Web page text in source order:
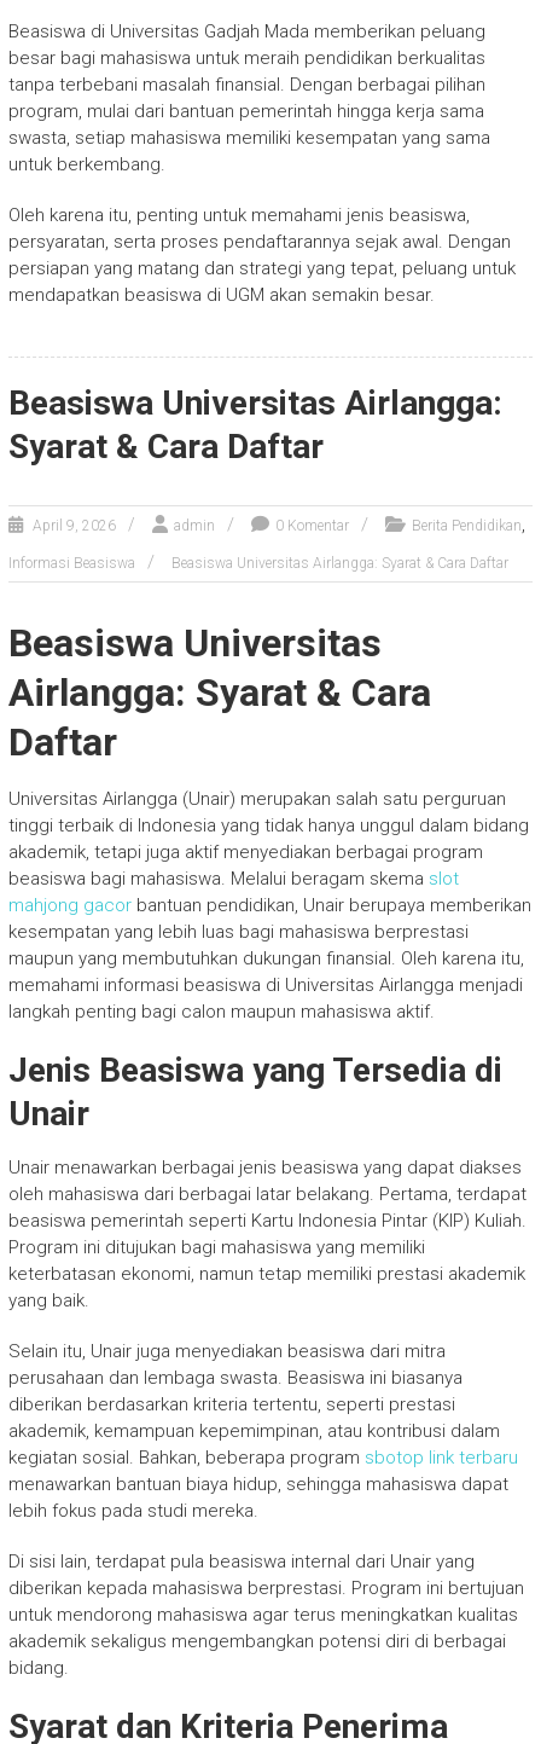
Beasiswa di Universitas Gadjah Mada memberikan peluang
besar bagi mahasiswa untuk meraih pendidikan berkualitas
tanpa terbebani masalah finansial. Dengan berbagai pilihan
program, mulai dari bantuan pemerintah hingga kerja sama
swasta, setiap mahasiswa memiliki kesempatan yang sama
untuk berkembang.
Oleh karena itu, penting untuk memahami jenis beasiswa,
persyaratan, serta proses pendaftarannya sejak awal. Dengan
persiapan yang matang dan strategi yang tepat, peluang untuk
mendapatkan beasiswa di UGM akan semakin besar.
Beasiswa Universitas Airlangga:
Syarat & Cara Daftar
April 9, 2026 admin 0 Komentar Berita Pendidikan,
Informasi Beasiswa Beasiswa Universitas Airlangga: Syarat & Cara Daftar
Beasiswa Universitas
Airlangga: Syarat & Cara
Daftar
Universitas Airlangga (Unair) merupakan salah satu perguruan
tinggi terbaik di Indonesia yang tidak hanya unggul dalam bidang
akademik, tetapi juga aktif menyediakan berbagai program
beasiswa bagi mahasiswa. Melalui beragam skema slot
mahjong gacorbantuan pendidikan, Unair berupaya memberikan
kesempatan yang lebih luas bagi mahasiswa berprestasi
maupun yang membutuhkan dukungan finansial. Oleh karena itu,
memahami informasi beasiswa di Universitas Airlangga menjadi
langkah penting bagi calon maupun mahasiswa aktif.
Jenis Beasiswa yang Tersedia di
Unair
Unair menawarkan berbagai jenis beasiswa yang dapat diakses
oleh mahasiswa dari berbagai latar belakang. Pertama, terdapat
beasiswa pemerintah seperti Kartu Indonesia Pintar (KIP) Kuliah.
Program ini ditujukan bagi mahasiswa yang memiliki
keterbatasan ekonomi, namun tetap memiliki prestasi akademik
yang baik.
Selain itu, Unair juga menyediakan beasiswa dari mitra
perusahaan dan lembaga swasta. Beasiswa ini biasanya
diberikan berdasarkan kriteria tertentu, seperti prestasi
akademik, kemampuan kepemimpinan, atau kontribusi dalam
kegiatan sosial. Bahkan, beberapa program sbotop link terbaru
menawarkan bantuan biaya hidup, sehingga mahasiswa dapat
lebih fokus pada studi mereka.
Di sisi lain, terdapat pula beasiswa internal dari Unair yang
diberikan kepada mahasiswa berprestasi. Program ini bertujuan
untuk mendorong mahasiswa agar terus meningkatkan kualitas
akademik sekaligus mengembangkan potensi diri di berbagai
bidang.
Syarat dan Kriteria Penerima